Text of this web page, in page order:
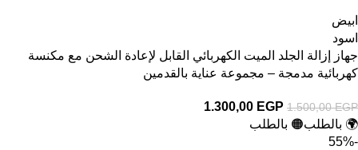
ابيض
اسود
جهاز إزالة الجلد الميت الكهربائي القابل لإعادة الشحن مع مكنسة
كهربائية مدمجة – مجموعة عناية بالقدمين
1.500,00EGP
1.300,00 EGP
🌍 بالطلب🟠 بالطلب
-55%